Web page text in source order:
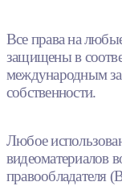
Все права на
защищены в
международным
собственности.
Любое
видеоматериалов
правообладателя